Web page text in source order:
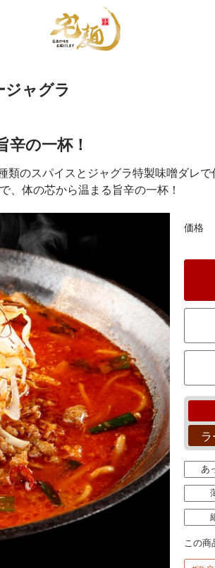
ジャグラ
の一杯！
のスパイスとジャグラ特製味噌ダレ
、体の芯から温まる旨辛の一杯！
価格
ラ
あ
この商